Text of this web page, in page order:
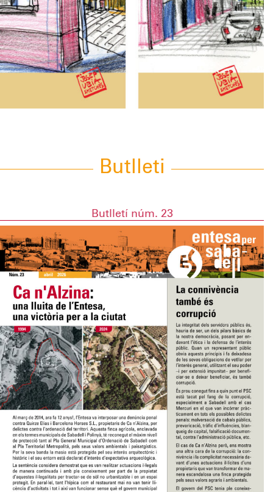
Butlleti
Butlletí núm. 23